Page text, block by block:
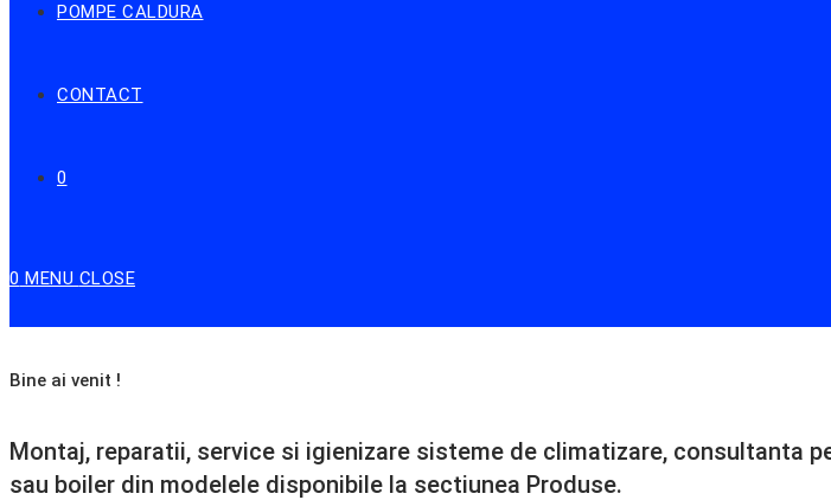
POMPE CALDURA
CONTACT
0
0 MENU CLOSE
Bine ai venit !
Montaj, reparatii, service si igienizare sisteme de climatizare, consultanta
sau boiler din modelele disponibile la sectiunea Produse.